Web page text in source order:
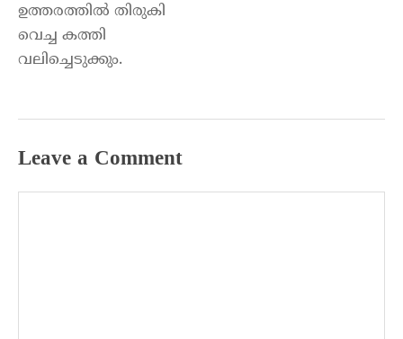
ഉത്തരത്തിൽ തിരുകി
വെച്ച കത്തി
വലിച്ചെടുക്കും.
Leave a Comment